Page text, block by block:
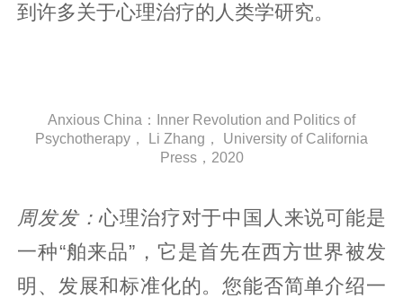
到许多关于心理治疗的人类学研究。
Anxious China：Inner Revolution and Politics of
Psychotherapy， Li Zhang， University of California
Press，2020
周发发：心理治疗对于中国人来说可能是
一种“舶来品”，它是首先在西方世界被发
明、发展和标准化的。您能否简单介绍一